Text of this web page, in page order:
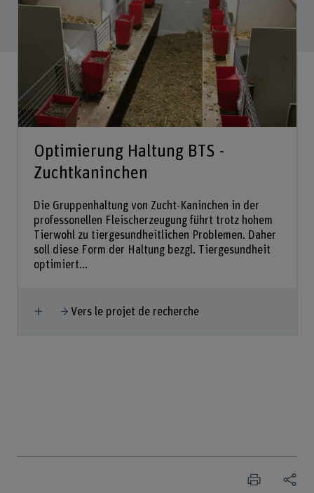
Optimierung Haltung BTS -
Zuchtkaninchen
Die Gruppenhaltung von Zucht-Kaninchen in der
professonellen Fleischerzeugung führt trotz hohem
Tierwohl zu tiergesundheitlichen Problemen. Daher
soll diese Form der Haltung bezgl. Tiergesundheit
optimiert...
Afficher plus
Vers le projet de recherche